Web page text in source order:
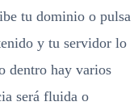
tu dominio o pulsa
y tu servidor lo
dentro hay varios
será fluida o